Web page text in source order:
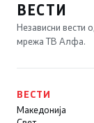
ВЕСТИ
Независни вести
мрежа ТВ Алфа.
ВЕСТИ
Македонија